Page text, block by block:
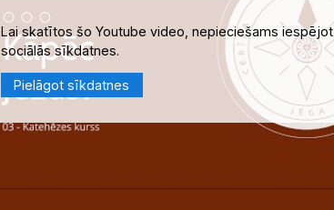
Lai skatītos šo Youtube video, nepieciešams iespējot
sociālās sīkdatnes.
Pielāgot sīkdatnes